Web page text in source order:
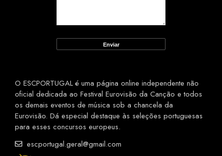
O ESCPORTUGAL é uma página online independente não
oficial dedicada ao Festival Eurovisão da Canção e todos
os demais eventos de música sob a chancela da
Eurovisão. Dá especial destaque às seleções portuguesas
para esses concursos europeus.
escportugal.geral@gmail.com